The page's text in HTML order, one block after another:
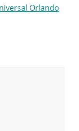
Orlando